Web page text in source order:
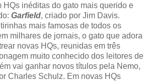
HQs inéditas do gato mais querido e
Garfield, criado por Jim Davis.
mais famosas de todos os
milhares de jornais, o gato que adora
novas HQs, reunidas em três
muito conhecido dos leitores de
vai ganhar novos títulos pela Nemo,
Charles Schulz. Em novas HQs